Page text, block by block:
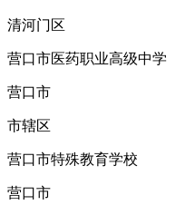
清河门区
营口市医药职业高级中学
营口市
市辖区
营口市特殊教育学校
营口市